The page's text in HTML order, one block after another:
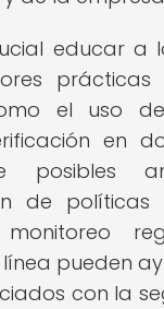
educar a
prácticas
el uso
en
posibles
de políticas
pueden
con la